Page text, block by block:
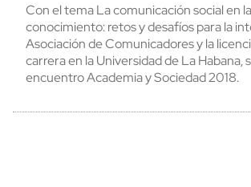
Con el tema La comunicación social en
conocimiento: retos y desafíos para la
Asociación de Comunicadores y la
carrera en la Universidad de La Habana,
encuentro Academia y Sociedad 2018.